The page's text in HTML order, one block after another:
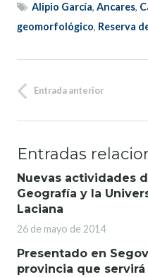
Alipio García,Ancares,
geomorfológico, Reserva
Entrada anterior
Entradas
Nuevas actividades
Geografía y la
Laciana
26 de mayo de 2014
Presentado en
provincia que